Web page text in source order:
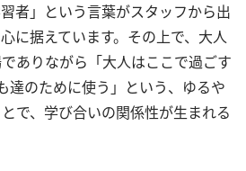
者」という言葉がスタッフから出
に据えています。その上で、大人
ありながら「大人はここで過ごす
達のために使う」という、ゆるや
で、学び合いの関係性が生まれる